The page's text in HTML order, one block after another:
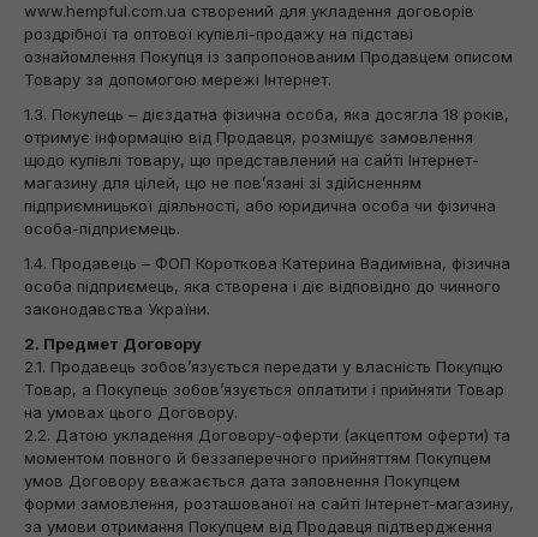
www.hempful.com.ua створений для укладення договорів
роздрібної та оптової купівлі-продажу на підставі
ознайомлення Покупця із запропонованим Продавцем описом
Товару за допомогою мережі Інтернет.
1.3. Покупець – дієздатна фізична особа, яка досягла 18 років,
отримує інформацію від Продавця, розміщує замовлення
щодо купівлі товару, що представлений на сайті Інтернет-
магазину для цілей, що не пов’язані зі здійсненням
підприємницької діяльності, або юридична особа чи фізична
особа-підприємець.
1.4. Продавець – ФОП Короткова Катерина Вадимівна, фізична
особа підприємець, яка створена і діє відповідно до чинного
законодавства України.
2. Предмет Договору
2.1. Продавець зобов’язується передати у власність Покупцю
Товар, а Покупець зобов’язується оплатити і прийняти Товар
на умовах цього Договору.
2.2. Датою укладення Договору-оферти (акцептом оферти) та
моментом повного й беззаперечного прийняттям Покупцем
умов Договору вважається дата заповнення Покупцем
форми замовлення, розташованої на сайті Інтернет-магазину,
за умови отримання Покупцем від Продавця підтвердження